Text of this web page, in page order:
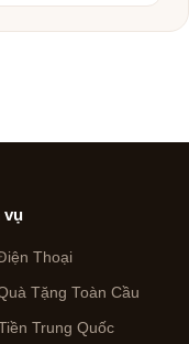
vụ
Thoại
Tặng Toàn Cầu
Trung Quốc